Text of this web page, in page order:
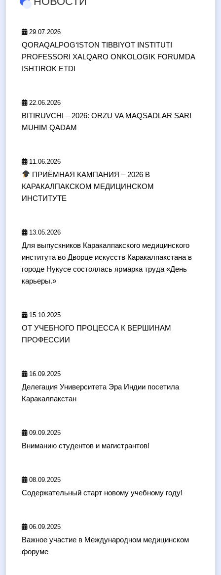
29.07.2026
QORAQALPOG‘ISTON TIBBIYOT INSTITUTI
PROFESSORI XALQARO ONKOLOGIK FORUMDA
ISHTIROK ETDI
22.06.2026
BITIRUVCHI – 2026: ORZU VA MAQSADLAR SARI
MUHIM QADAM
11.06.2026
ПРИЁМНАЯ КАМПАНИЯ – 2026 В
КАРАКАЛПАКСКОМ МЕДИЦИНСКОМ
ИНСТИТУТЕ
13.05.2026
Для выпускников Каракалпакского медицинского
института во Дворце искусств Каракалпакстана в
городе Нукусе состоялась ярмарка труда «День
карьеры.»
15.10.2025
ОТ УЧЕБНОГО ПРОЦЕССА К ВЕРШИНАМ
ПРОФЕССИИ
16.09.2025
Делегация Университета Эра Индии посетила
Каракалпакстан
09.09.2025
Вниманию студентов и магистрантов!
08.09.2025
Содержательный старт новому учебному году!
06.09.2025
Важное участие в Международном медицинском
форуме